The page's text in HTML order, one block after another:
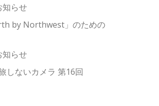
知らせ
by Northwest」のための
知らせ
しないカメラ 第16回